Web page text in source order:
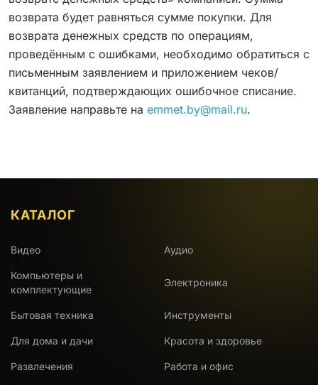
возврата будет равняться сумме покупки. Для
возврата денежных средств по операциям,
проведённым с ошибками, необходимо обратиться с
письменным заявлением и приложением чеков/
квитанций, подтверждающих ошибочное списание.
Заявление направьте на emmet.by@mail.ru.
КАТАЛОГ
Видео Аудио
Компьютеры и
комплектующие
Электроника
Бытовая техника Инструменты
Для дома и дачи Красота и здоровье
Развлечения Работа и офис